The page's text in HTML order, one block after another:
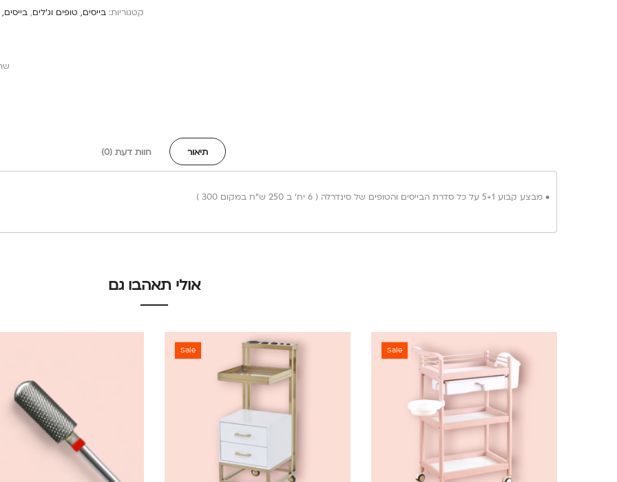
קטגוריות: בייסים, טופים וג'לים,
תיאור חוות דעת (0)
• מבצע קבוע 5+1 על כל סדרת הבייסים והטופים של סינדרלה ( 6 יח’ ב 250 ש”ח במקום 300 )
אולי תאהבו גם
Sale
Sale